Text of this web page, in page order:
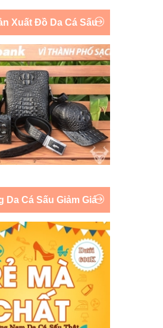
Xuất Đồ Da Cá Sấu
Da Cá Sấu Giảm Giá